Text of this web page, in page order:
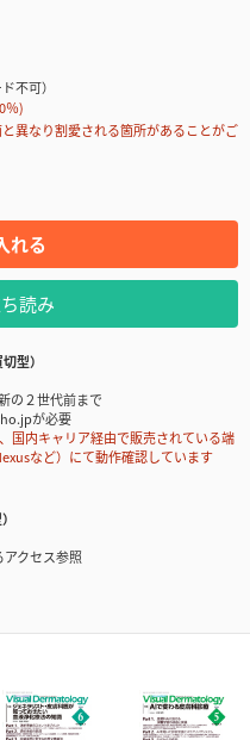
不可）
％)
異なり割愛される箇所があることがご
れる
読み
型）
の２世代前まで
が必要
内キャリア経由で販売されている端
など）にて動作確認しています
クセス参照